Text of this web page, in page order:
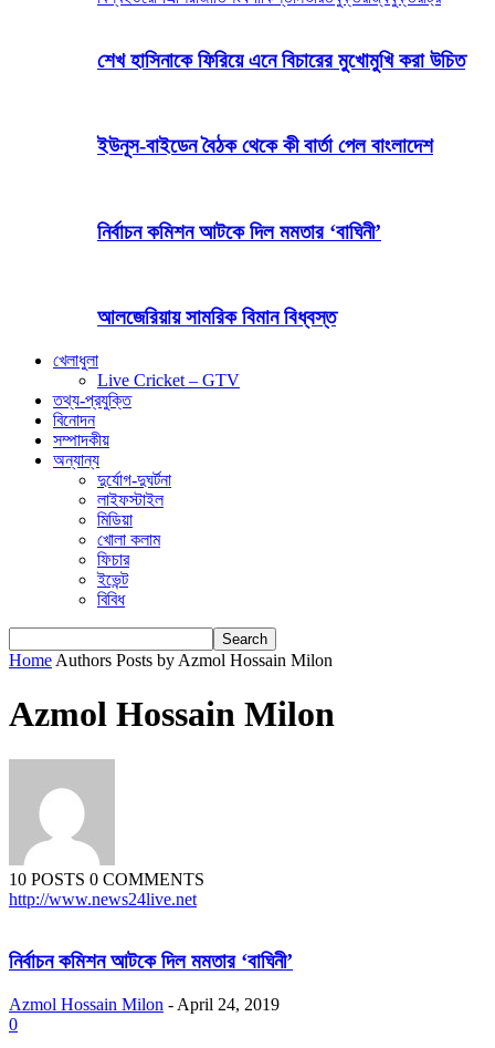
শেখ হাসিনাকে ফিরিয়ে এনে বিচারের মুখোমুখি করা উচিত
ইউনূস-বাইডেন বৈঠক থেকে কী বার্তা পেল বাংলাদেশ
নির্বাচন কমিশন আটকে দিল মমতার ‘বাঘিনী’
আলজেরিয়ায় সামরিক বিমান বিধ্বস্ত
খেলাধুলা
Live Cricket – GTV
তথ্য-প্রযুক্তি
বিনোদন
সম্পাদকীয়
অন্যান্য
দুর্যোগ-দুঘর্টনা
লাইফস্টাইল
মিডিয়া
খোলা কলাম
ফিচার
ইভেন্ট
বিবিধ
Home Authors Posts by Azmol Hossain Milon
Azmol Hossain Milon
10 POSTS 0 COMMENTS
http://www.news24live.net
নির্বাচন কমিশন আটকে দিল মমতার ‘বাঘিনী’
Azmol Hossain Milon - April 24, 2019
0